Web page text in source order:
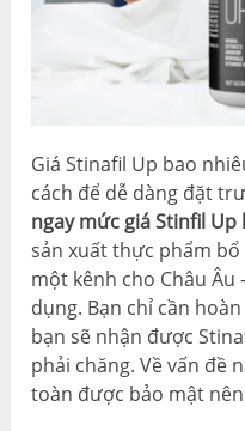
Giá Stinafil Up bao
cách để dễ dàng đặt
ngay mức giá Stinfil Up
sản xuất thực phẩm
một kênh cho Châu
dụng. Bạn chỉ cần
bạn sẽ nhận được
phải chăng. Về vấn đề
toàn được bảo mật